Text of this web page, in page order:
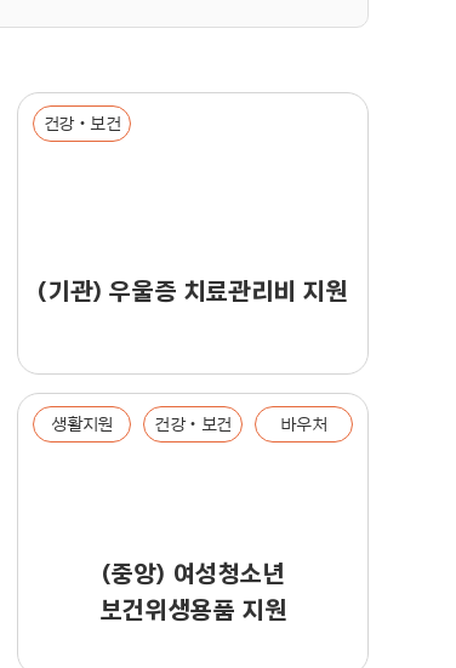
건강‧보건
(기관) 우울증 치료관리비 지원
생활지원 건강‧보건 바우처
(중앙) 여성청소년
보건위생용품 지원